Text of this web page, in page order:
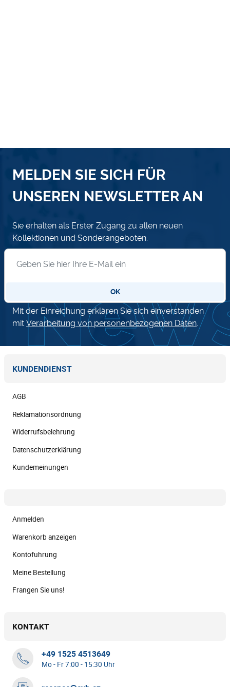
MELDEN SIE SICH FÜR
UNSEREN NEWSLETTER AN
Sie erhalten als Erster Zugang zu allen neuen
Kollektionen und Sonderangeboten.
OK
Mit der Einreichung erklären Sie sich einverstanden
mit Verarbeitung von personenbezogenen Daten.
KUNDENDIENST
AGB
Reklamationsordnung
Widerrufsbelehrung
Datenschutzerklärung
Kundemeinungen
Anmelden
Warenkorb anzeigen
Kontofuhrung
Meine Bestellung
Frangen Sie uns!
KONTAKT
+49 1525 4513649
Mo - Fr 7:00 - 15:30 Uhr